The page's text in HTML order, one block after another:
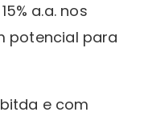
a.a. nos
potencial para
e com